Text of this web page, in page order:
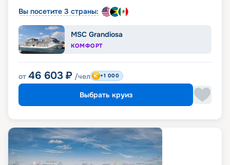
Вы посетите 3 страны:
MSC Grandiosa
КОМФОРТ
от 46 603 ₽ /чел +1 000
Выбрать круиз